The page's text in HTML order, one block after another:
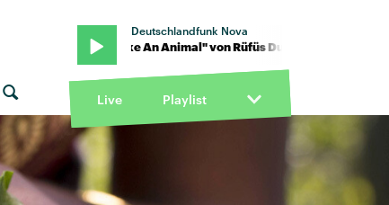
Deutschlandfunk Nova
· "Like An Animal" von Rüfüs Du Sol · "Like An Animal" von
Live Playlist